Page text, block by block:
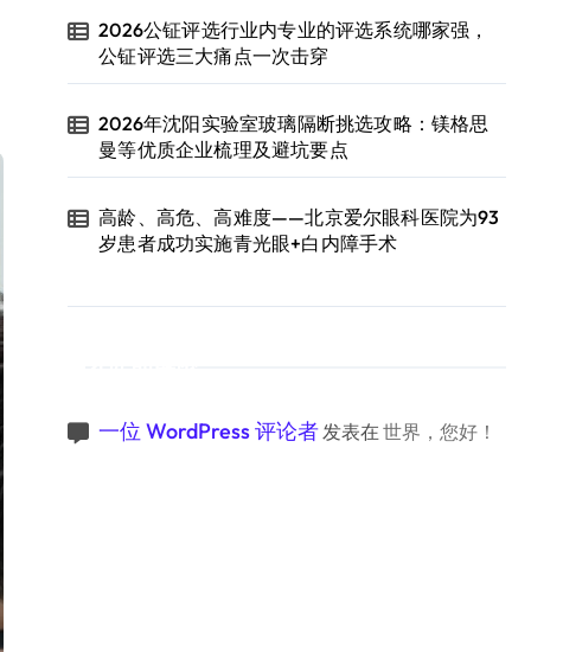
2026公钲评选行业内专业的评选系统哪家强，
公钲评选三大痛点一次击穿
2026年沈阳实验室玻璃隔断挑选攻略：镁格思
曼等优质企业梳理及避坑要点
高龄、高危、高难度——北京爱尔眼科医院为93
岁患者成功实施青光眼+白内障手术
一位 WordPress 评论者发表在 世界，您好！